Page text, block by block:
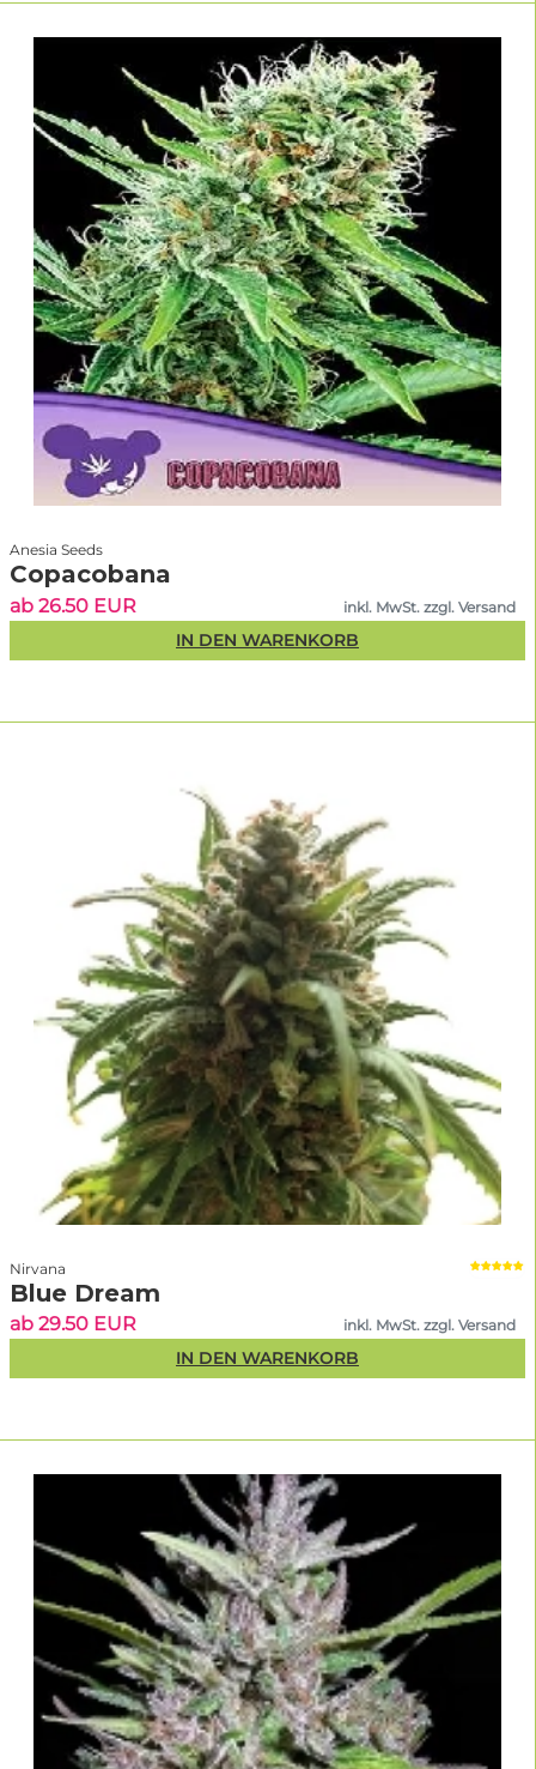
Anesia Seeds
Copacobana
ab 26.50 EUR inkl. MwSt. zzgl. Versand
IN DEN WARENKORB
Nirvana
Blue Dream
ab 29.50 EUR inkl. MwSt. zzgl. Versand
IN DEN WARENKORB